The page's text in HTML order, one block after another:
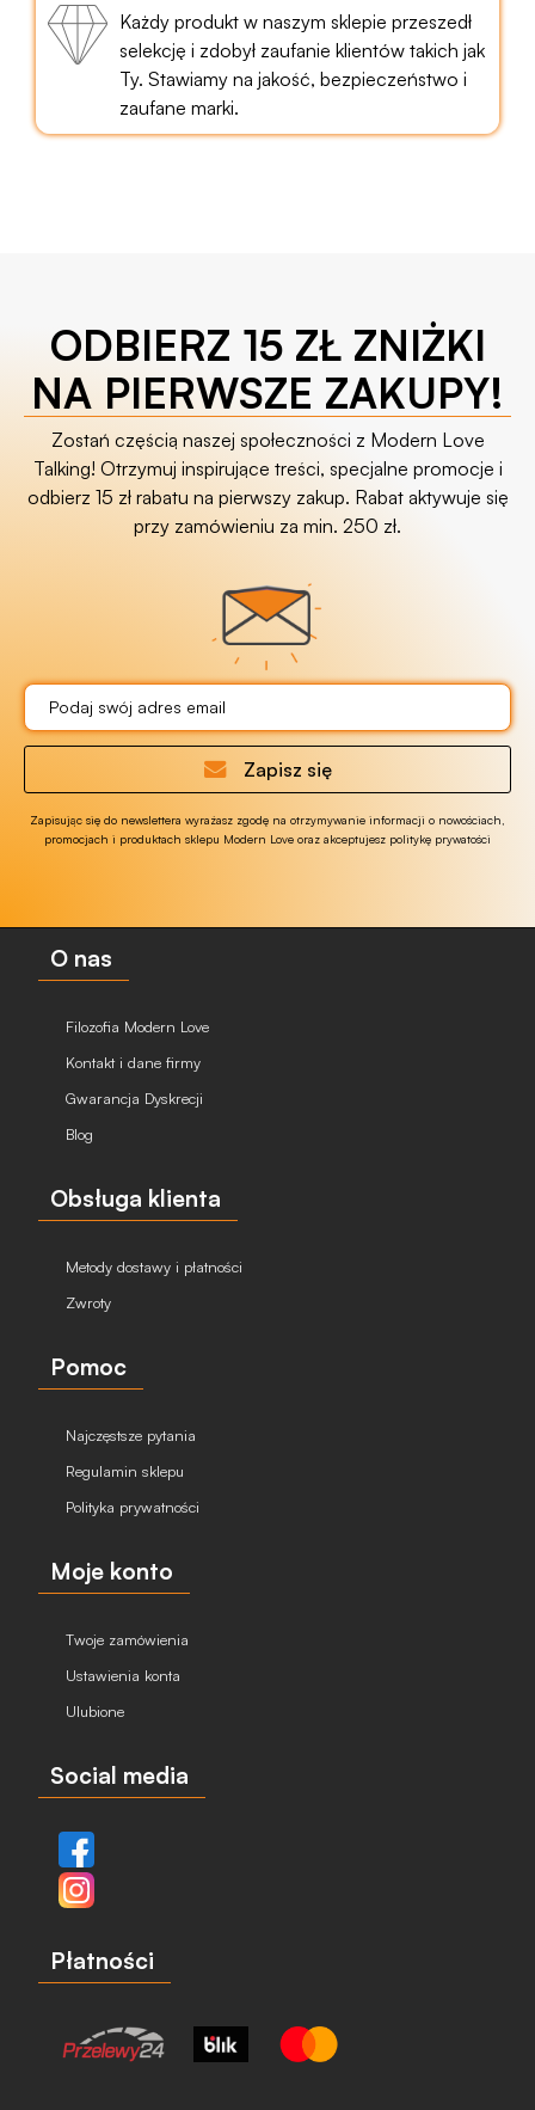
Każdy produkt w naszym sklepie przeszedł
selekcję i zdobył zaufanie klientów takich jak
Ty. Stawiamy na jakość, bezpieczeństwo i
zaufane marki.
ODBIERZ 15 ZŁ ZNIŻKI
NA PIERWSZE ZAKUPY!
Zostań częścią naszej społeczności z Modern Love
Talking! Otrzymuj inspirujące treści, specjalne promocje i
odbierz 15 zł rabatu na pierwszy zakup. Rabat aktywuje się
przy zamówieniu za min. 250 zł.
Zapisz się
Zapisując się do newslettera wyrażasz zgodę na otrzymywanie informacji o nowościach,
promocjach i produktach sklepu Modern Love oraz akceptujesz politykę prywatości
O nas
Filozofia Modern Love
Kontakt i dane firmy
Gwarancja Dyskrecji
Blog
Obsługa klienta
Metody dostawy i płatności
Zwroty
Pomoc
Najczęstsze pytania
Regulamin sklepu
Polityka prywatności
Moje konto
Twoje zamówienia
Ustawienia konta
Ulubione
Social media
Płatności